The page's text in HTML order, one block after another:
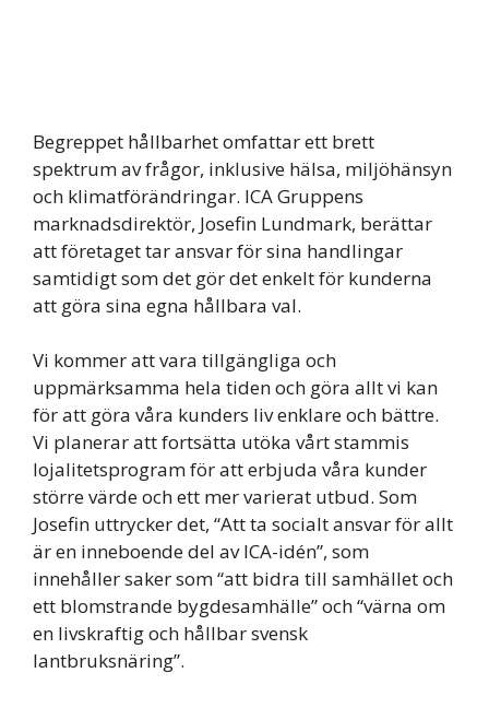
Begreppet hållbarhet omfattar ett brett
spektrum av frågor, inklusive hälsa, miljöhänsyn
och klimatförändringar. ICA Gruppens
marknadsdirektör, Josefin Lundmark, berättar
att företaget tar ansvar för sina handlingar
samtidigt som det gör det enkelt för kunderna
att göra sina egna hållbara val.
Vi kommer att vara tillgängliga och
uppmärksamma hela tiden och göra allt vi kan
för att göra våra kunders liv enklare och bättre.
Vi planerar att fortsätta utöka vårt stammis
lojalitetsprogram för att erbjuda våra kunder
större värde och ett mer varierat utbud. Som
Josefin uttrycker det, “Att ta socialt ansvar för allt
är en inneboende del av ICA-idén”, som
innehåller saker som “att bidra till samhället och
ett blomstrande bygdesamhälle” och “värna om
en livskraftig och hållbar svensk
lantbruksnäring”.